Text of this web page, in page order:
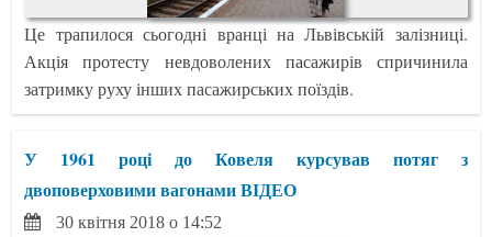
Це трапилося сьогодні вранці на Львівській залізниці.
Акція протесту невдоволених пасажирів спричинила
затримку руху інших пасажирських поїздів.
У 1961 році до Ковеля курсував потяг з
двоповерховими вагонами ВІДЕО
30 квітня 2018 о 14:52